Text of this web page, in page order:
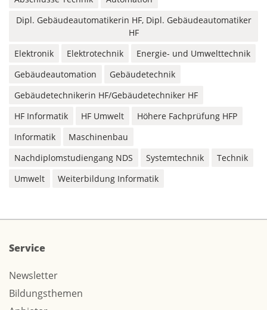
Dipl. Gebäudeautomatikerin HF, Dipl. Gebäudeautomatiker
HF
Elektronik
Elektrotechnik
Energie- und Umwelttechnik
Gebäudeautomation
Gebäudetechnik
Gebäudetechnikerin HF/Gebäudetechniker HF
HF Informatik
HF Umwelt
Höhere Fachprüfung HFP
Informatik
Maschinenbau
Nachdiplomstudiengang NDS
Systemtechnik
Technik
Umwelt
Weiterbildung Informatik
Service
Newsletter
Bildungsthemen